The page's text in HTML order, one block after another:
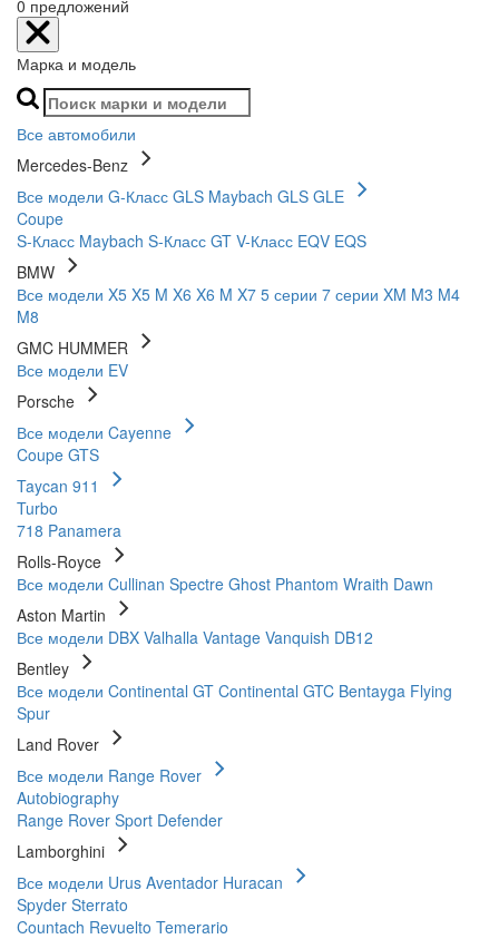
0 предложений
Марка и модель
Все автомобили
Mercedes-Benz
Все модели G-Класс GLS Maybach GLS GLE
Coupe
S-Класс Maybach S-Класс GT V-Класс EQV EQS
BMW
Все модели X5 X5 M X6 X6 M X7 5 серии 7 серии XM M3 M4
M8
GMC HUMMER
Все модели EV
Porsche
Все модели Cayenne
Coupe GTS
Taycan 911
Turbo
718 Panamera
Rolls-Royce
Все модели Cullinan Spectre Ghost Phantom Wraith Dawn
Aston Martin
Все модели DBX Valhalla Vantage Vanquish DB12
Bentley
Все модели Continental GT Continental GTC Bentayga Flying
Spur
Land Rover
Все модели Range Rover
Autobiography
Range Rover Sport Defender
Lamborghini
Все модели Urus Aventador Huracan
Spyder Sterrato
Countach Revuelto Temerario